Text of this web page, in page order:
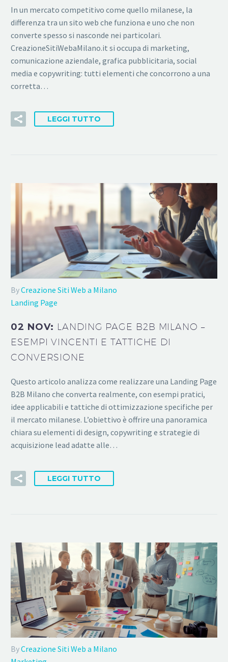
In un mercato competitivo come quello milanese, la
differenza tra un sito web che funziona e uno che non
converte spesso si nasconde nei particolari.
CreazioneSitiWebaMilano.it si occupa di marketing,
comunicazione aziendale, grafica pubblicitaria, social
media e copywriting: tutti elementi che concorrono a una
corretta…
LEGGI TUTTO
ByCreazione Siti Web a Milano
Landing Page
02 NOV: LANDING PAGE B2B MILANO –
ESEMPI VINCENTI E TATTICHE DI
CONVERSIONE
Questo articolo analizza come realizzare una Landing Page
B2B Milano che converta realmente, con esempi pratici,
idee applicabili e tattiche di ottimizzazione specifiche per
il mercato milanese. L’obiettivo è offrire una panoramica
chiara su elementi di design, copywriting e strategie di
acquisizione lead adatte alle…
LEGGI TUTTO
ByCreazione Siti Web a Milano